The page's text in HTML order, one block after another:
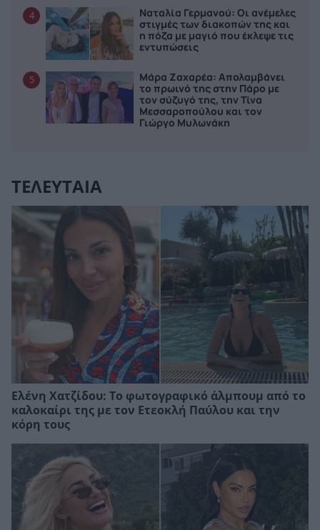
4
Ναταλία Γερμανού: Οι ανέμελες
στιγμές των διακοπών της και
η πόζα με μαγιό που έκλεψε τις
εντυπώσεις
5
Μάρα Ζαχαρέα: Απολαμβάνει
το πρωινό της στην Πάρο με
τον σύζυγό της, την Τίνα
Μεσσαροπούλου και τον
Γιώργο Μυλωνάκη
ΤΕΛΕΥΤΑΙΑ
Ελένη Χατζίδου: Το φωτογραφικό άλμπουμ από το
καλοκαίρι της με τον Ετεοκλή Παύλου και την
κόρη τους